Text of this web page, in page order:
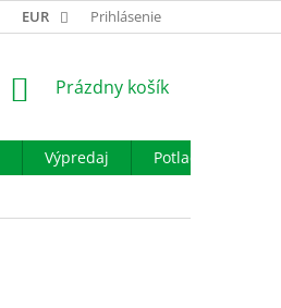
REKLAMAČNÝ PORIADOK
EUR Prihlásenie
NÁKUPNÝ
Prázdny košík
Výpredaj Potlač